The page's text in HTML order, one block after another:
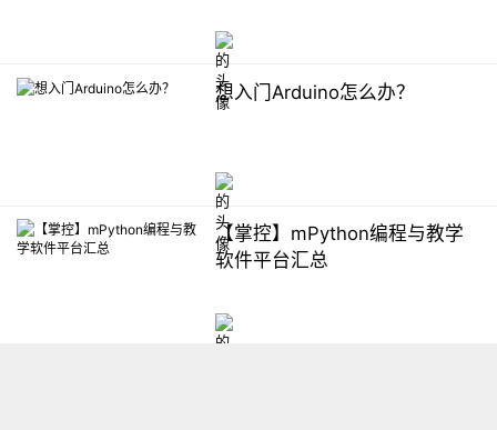
想入门Arduino怎么办？
【掌控】mPython编程与教学
软件平台汇总